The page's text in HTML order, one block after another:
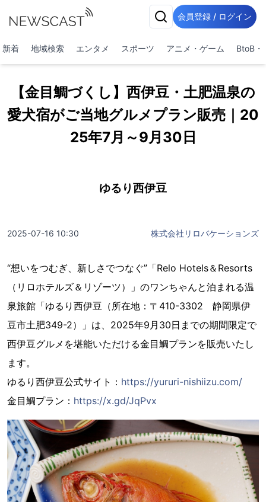
会員登録 / ログイン
新着 地域検索 エンタメ スポーツ アニメ・ゲーム BtoB・
【金目鯛づくし】西伊豆・土肥温泉の
愛犬宿がご当地グルメプラン販売｜20
25年7月～9月30日
ゆるり西伊豆
2025-07-16 10:30 株式会社リロバケーションズ
“想いをつむぎ、新しさでつなぐ”「Relo Hotels＆Resorts
（リロホテルズ＆リゾーツ）」のワンちゃんと泊まれる温
泉旅館「ゆるり西伊豆（所在地：〒410-3302 静岡県伊
豆市土肥349-2）」は、2025年9月30日までの期間限定で
西伊豆グルメを堪能いただける金目鯛プランを販売いたし
ます。
ゆるり西伊豆公式サイト： https://yururi-nishiizu.com/
金目鯛プラン： https://x.gd/JqPvx